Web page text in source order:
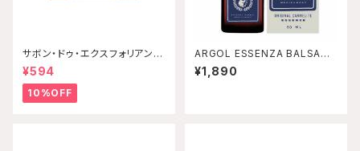
サボン・ドゥ・エクスフォリアン
ト・ビオ シトラス 100g Maitr
e Augustin 【配送グループ
Q】
¥594
10%OFF
ARGOL ESSENZA BALSAMI
CA アルゴールエッセンザバル
サミカ 【配送グループQ】
¥1,890